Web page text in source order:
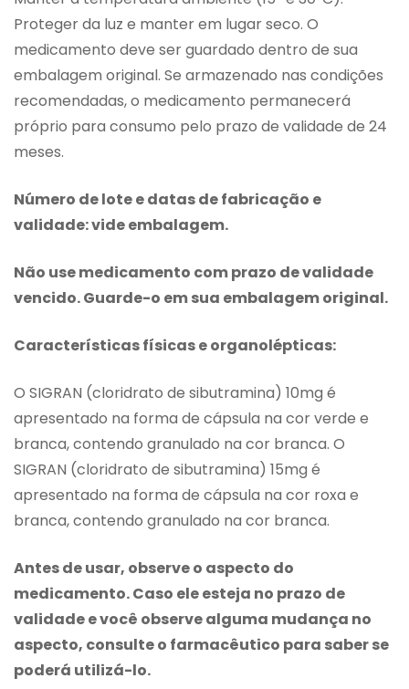
Proteger da luz e manter em lugar seco. O
medicamento deve ser guardado dentro de sua
embalagem original. Se armazenado nas condições
recomendadas, o medicamento permanecerá
próprio para consumo pelo prazo de validade de 24
meses.
Número de lote e datas de fabricação e
validade: vide embalagem.
Não use medicamento com prazo de validade
vencido. Guarde-o em sua embalagem original.
Características físicas e organolépticas:
O SIGRAN (cloridrato de sibutramina) 10mg é
apresentado na forma de cápsula na cor verde e
branca, contendo granulado na cor branca. O
SIGRAN (cloridrato de sibutramina) 15mg é
apresentado na forma de cápsula na cor roxa e
branca, contendo granulado na cor branca.
Antes de usar, observe o aspecto do
medicamento. Caso ele esteja no prazo de
validade e você observe alguma mudança no
aspecto, consulte o farmacêutico para saber se
poderá utilizá-lo.